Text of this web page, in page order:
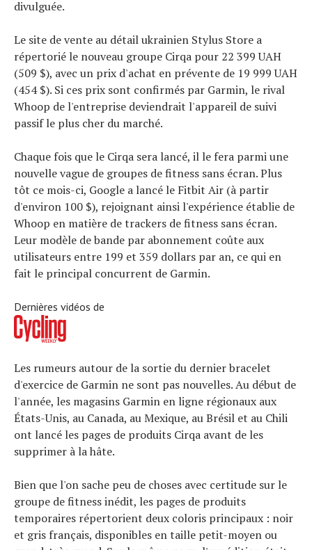
divulguée.
Le site de vente au détail ukrainien Stylus Store a
répertorié le nouveau groupe Cirqa pour 22 399 UAH
(509 $), avec un prix d'achat en prévente de 19 999 UAH
(454 $). Si ces prix sont confirmés par Garmin, le rival
Whoop de l'entreprise deviendrait l'appareil de suivi
passif le plus cher du marché.
Chaque fois que le Cirqa sera lancé, il le fera parmi une
nouvelle vague de groupes de fitness sans écran. Plus
tôt ce mois-ci, Google a lancé le Fitbit Air (à partir
d'environ 100 $), rejoignant ainsi l'expérience établie de
Whoop en matière de trackers de fitness sans écran.
Leur modèle de bande par abonnement coûte aux
utilisateurs entre 199 et 359 dollars par an, ce qui en
fait le principal concurrent de Garmin.
Dernières vidéos de
Les rumeurs autour de la sortie du dernier bracelet
d'exercice de Garmin ne sont pas nouvelles. Au début de
l'année, les magasins Garmin en ligne régionaux aux
États-Unis, au Canada, au Mexique, au Brésil et au Chili
ont lancé les pages de produits Cirqa avant de les
supprimer à la hâte.
Bien que l'on sache peu de choses avec certitude sur le
groupe de fitness inédit, les pages de produits
temporaires répertorient deux coloris principaux : noir
et gris français, disponibles en taille petit-moyen ou